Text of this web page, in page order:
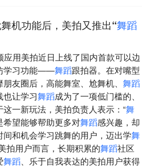
机功能后，美拍又推出“舞蹈
应用美拍近日上线了国内首款可以边
学习功能——舞蹈跟拍器。在对嘴型
友圈后，高能舞室、尬舞机、 舞蹈
也让学习舞蹈成为了一项低门槛的、
一新玩法，美拍负责人表示：“舞
希望能够帮助更多对舞蹈感兴趣，却
和机会学习跳舞的用户，迈出学舞
拍用户而言，长期积累的舞蹈社区
舞蹈、乐于自我表达的美拍用户获得